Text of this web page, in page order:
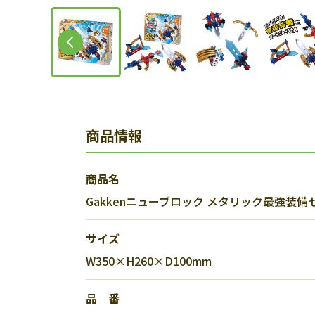
商品情報
商品名
Gakkenニューブロック メタリック最強装備
サイズ
W350×H260×D100mm
品 番